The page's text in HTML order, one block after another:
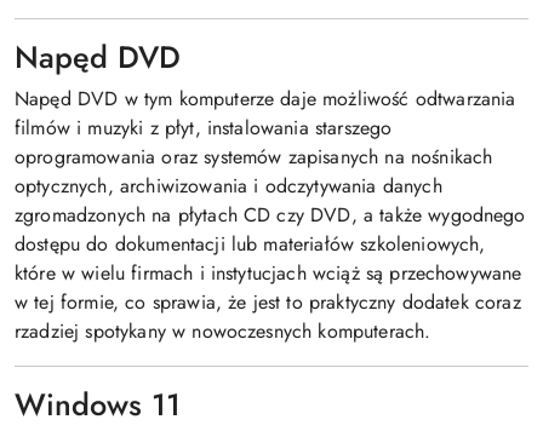
Napęd DVD
Napęd DVD w tym komputerze daje możliwość odtwarzania
filmów i muzyki z płyt, instalowania starszego
oprogramowania oraz systemów zapisanych na nośnikach
optycznych, archiwizowania i odczytywania danych
zgromadzonych na płytach CD czy DVD, a także wygodnego
dostępu do dokumentacji lub materiałów szkoleniowych,
które w wielu firmach i instytucjach wciąż są przechowywane
w tej formie, co sprawia, że jest to praktyczny dodatek coraz
rzadziej spotykany w nowoczesnych komputerach.
Windows 11